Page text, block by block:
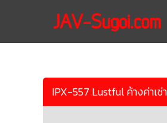
IPX-557 Lustful ค้างค่าเ